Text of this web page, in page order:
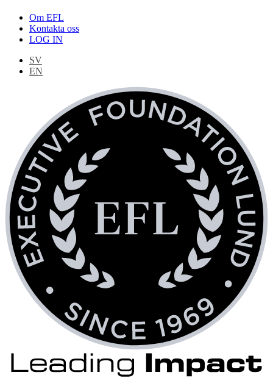
Om EFL
Kontakta oss
LOG IN
SV
EN